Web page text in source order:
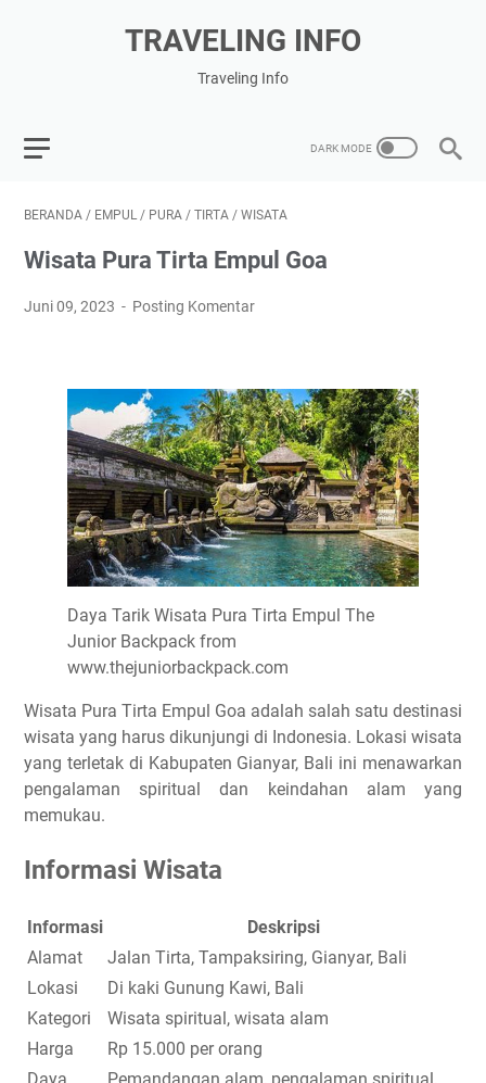
TRAVELING INFO
Traveling Info
BERANDA / EMPUL / PURA / TIRTA / WISATA
Wisata Pura Tirta Empul Goa
Juni 09, 2023 Posting Komentar
Daya Tarik Wisata Pura Tirta Empul The
Junior Backpack from
www.thejuniorbackpack.com
Wisata Pura Tirta Empul Goa adalah salah satu destinasi
wisata yang harus dikunjungi di Indonesia. Lokasi wisata
yang terletak di Kabupaten Gianyar, Bali ini menawarkan
pengalaman spiritual dan keindahan alam yang
memukau.
Informasi Wisata
Informasi
Deskripsi
Alamat
Jalan Tirta, Tampaksiring, Gianyar, Bali
Lokasi
Di kaki Gunung Kawi, Bali
Kategori
Wisata spiritual, wisata alam
Harga
Rp 15.000 per orang